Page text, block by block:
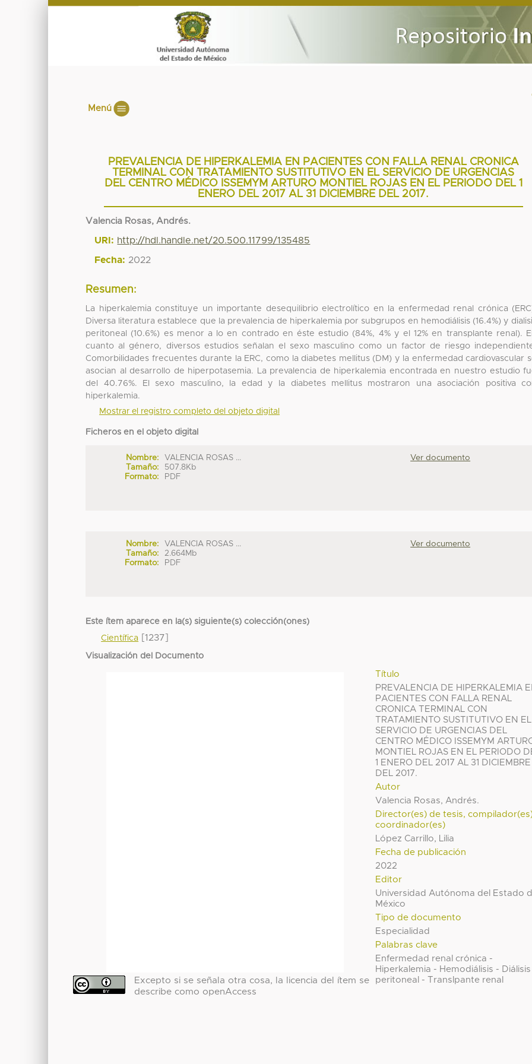
Menú
PREVALENCIA DE HIPERKALEMIA EN PACIENTES CON FALLA RENAL CRONICA
TERMINAL CON TRATAMIENTO SUSTITUTIVO EN EL SERVICIO DE URGENCIAS
DEL CENTRO MÉDICO ISSEMYM ARTURO MONTIEL ROJAS EN EL PERIODO DEL 1
ENERO DEL 2017 AL 31 DICIEMBRE DEL 2017.
Valencia Rosas, Andrés.
URI: http://hdl.handle.net/20.500.11799/135485
Fecha: 2022
Resumen:
La hiperkalemia constituye un importante desequilibrio electrolítico en la enfermedad renal crónica
Diversa literatura establece que la prevalencia de hiperkalemia por subgrupos en hemodiálisis (16.4%) y
peritoneal (10.6%) es menor a lo en contrado en éste estudio (84%, 4% y el 12% en transplante renal).
cuanto al género, diversos estudios señalan el sexo masculino como un factor de riesgo
Comorbilidades frecuentes durante la ERC, como la diabetes mellitus (DM) y la enfermedad cardiovascular
asocian al desarrollo de hiperpotasemia. La prevalencia de hiperkalemia encontrada en nuestro estudio
del 40.76%. El sexo masculino, la edad y la diabetes mellitus mostraron una asociación positiva
hiperkalemia.
Mostrar el registro completo del objeto digital
Ficheros en el objeto digital
Nombre:
VALENCIA ROSAS ...
Tamaño:
507.8Kb
Formato:
PDF
Ver documento
Nombre:
VALENCIA ROSAS ...
Tamaño:
2.664Mb
Formato:
PDF
Ver documento
Este ítem aparece en la(s) siguiente(s) colección(ones)
Científica [1237]
Visualización del Documento
Título
PREVALENCIA DE HIPERKALEMIA
PACIENTES CON FALLA RENAL
CRONICA TERMINAL CON
TRATAMIENTO SUSTITUTIVO EN EL
SERVICIO DE URGENCIAS DEL
CENTRO MÉDICO ISSEMYM
MONTIEL ROJAS EN EL PERIODO
1 ENERO DEL 2017 AL 31 DICIEMBRE
DEL 2017.
Autor
Valencia Rosas, Andrés.
Director(es) de tesis,
coordinador(es)
López Carrillo, Lilia
Fecha de publicación
2022
Editor
Universidad Autónoma del Estado
México
Tipo de documento
Especialidad
Palabras clave
Enfermedad renal crónica -
Hiperkalemia - Hemodiálisis - Diálisis
peritoneal - Translpante renal
Excepto si se señala otra cosa, la licencia del ítem se
describe como openAccess